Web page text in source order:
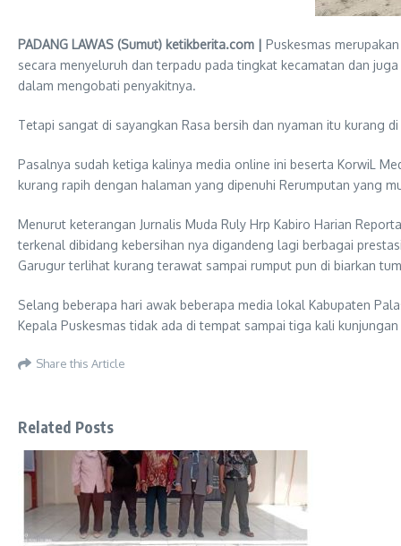
PADANG LAWAS (Sumut) ketikberita.com | Puskesmas
secara menyeluruh dan terpadu pada tingkat kecamatan dan
dalam mengobati penyakitnya.
Tetapi sangat di sayangkan Rasa bersih dan nyaman itu kurang
Pasalnya sudah ketiga kalinya media online ini beserta KorwiL
kurang rapih dengan halaman yang dipenuhi Rerumputan yang
Menurut keterangan Jurnalis Muda Ruly Hrp Kabiro Harian
terkenal dibidang kebersihan nya digandeng lagi berbagai
Garugur terlihat kurang terawat sampai rumput pun di biarkan
Selang beberapa hari awak beberapa media lokal Kabupaten
Kepala Puskesmas tidak ada di tempat sampai tiga kali
Share this Article
Related Posts